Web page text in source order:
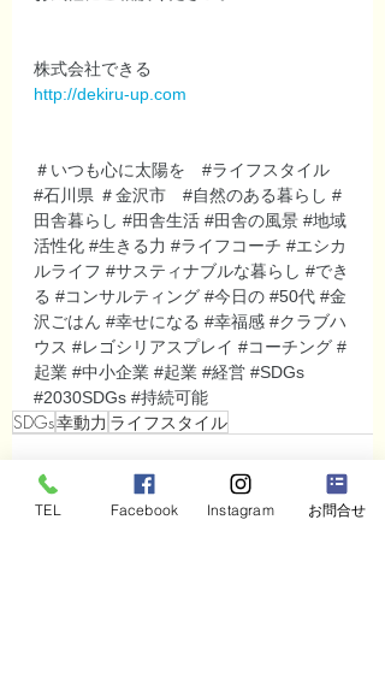
株式会社できる
http://dekiru-up.com
＃いつも心に太陽を #ライフスタイル
#石川県 ＃金沢市 #自然のある暮らし #
田舎暮らし #田舎生活 #田舎の風景 #地域
活性化 #生きる力 #ライフコーチ #エシカ
ルライフ #サスティナブルな暮らし #でき
る #コンサルティング #今日の #50代 #金
沢ごはん #幸せになる #幸福感 #クラブハ
ウス #レゴシリアスプレイ #コーチング #
起業 #中小企業 #起業 #経営 #SDGs
#2030SDGs #持続可能
SDGs幸動力 ライフスタイル
TEL Facebook Instagram お問合せ